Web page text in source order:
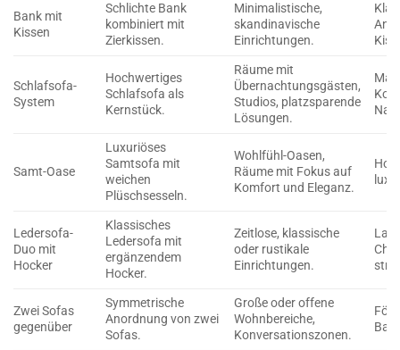
Bank mit
Kissen
Schlichte Bank
kombiniert mit
Zierkissen.
Minimalistische,
skandinavische
Einrichtungen.
Schlafsofa-
System
Hochwertiges
Schlafsofa als
Kernstück.
Räume mit
Übernachtungsgästen,
Studios, platzsparende
Lösungen.
Samt-Oase
Luxuriöses
Samtsofa mit
weichen
Plüschsesseln.
Wohlfühl-Oasen,
Räume mit Fokus auf
Komfort und Eleganz.
Ledersofa-
Duo mit
Hocker
Klassisches
Ledersofa mit
ergänzendem
Hocker.
Zeitlose, klassische
oder rustikale
Einrichtungen.
Zwei Sofas
gegenüber
Symmetrische
Anordnung von zwei
Sofas.
Große oder offene
Wohnbereiche,
Konversationszonen.